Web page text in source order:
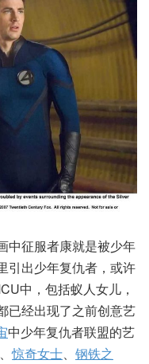
中征服者康就是被少年
引出少年复仇者，或许
中，包括蚁人女儿，
已经出现了之前创意艺
中少年复仇者联盟的艺
惊奇女士、 钢铁之